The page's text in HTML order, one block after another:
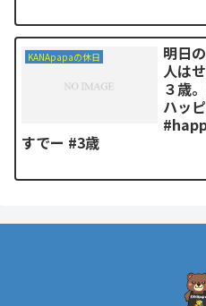
KANApapaの休日
明日
人は
３歳
ハッ
すでー #3歳